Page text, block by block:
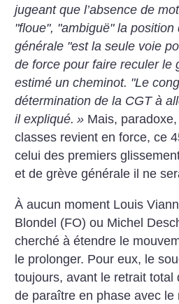
jugeant que l’absence de
"floue", "ambiguë" la
générale "est la seule voie
de force pour faire reculer le
estimé un cheminot. "Le
détermination de la CGT à
il expliqué. » Mais,
classes revient en force, ce
celui des premiers
et de grève générale il ne
À aucun moment Louis
Blondel (FO) ou Michel
cherché à étendre le
le prolonger. Pour eux, le
toujours, avant le retrait total
de paraître en phase avec le